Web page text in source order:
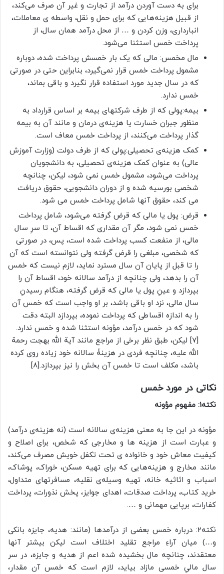
برای به دست آوردن درآمد از تجارت و غیر آن صرف می‌کند،
از قبیل هزینه‌هایی که برای حمل و نقل، واسطه ی معاملات،
انبارداری، وزن کردن و … از محل درآمد همان سال، از
پرداخت خمس استثنا می‌شود.
مال مخمس: مالی که یک ‌بار خمسش پرداخت شده، دوباره
مشمول پرداخت خمس قرار نمی‌گیرد، بنابراین حتی در صورتی
که در سال جدید مورد استفاده قرار نگیرد و باقی بماند،
خمس ندارد.
بیمه:پولی که از طرف شرکتهای بیمه بر اساس قرارداد به
منظور جبران خسارت یا هزینه‌ی درمان و مانند آن به بیمه
گذار پرداخت می‌کنند، از پرداخت خمس معاف است.
کمک هزینه‌ی تحصیلی:پولی که از طرف دولت (وزارت آموزش
عالی) به عنوان کمک هزینه‌ی تحصیلی، به دانشجویان
پرداخت می‌شود، مشمول خمس نمی شود، لیکن، چنانچه
شخصی بورسیه شده و از دوران دانشجویی، حقوق دریافت
می کند، حقوق آنها شامل پرداخت خمس می شود.
قرض: پول یا مالی که قرض گرفته می‌شود، شامل پرداخت
خمس نمی شود، مگر آن مقداری که اقساط آن، تا سرِ سال
مالی، از منفعت کسب پرداخت شده است، پس، در صورتی
که شخصی، مبلغی را قرض گرفته ولی نتوانسته است که آن
را تا قبل از پایان آن سال مسترد نماید، لازم نیست که خمس
آن را بدهد، ولی چنانچه از درآمد سالانه خود، اقساط آن را
بپردازد و عینِ پول یا مالی که قرض گرفته، هنگام رسیدنِ
سال مالی، نزد او باقی باشد، بر او واجب است که خمس آن
را به اندازه اقساطی که پرداخت نموده، بپردازد البته دقت
شود که در خمس درآمد، مؤونه استثنا شده و خمس ندارد.
[7] لیکن، طبق نظر برخی از مراجع مانند آیة الله بهجت رحمة
الله علیه، چنانچه فردی در هزینۀ سالانه خود زیاده‌ روی کرده
باشد، مکلف است تا خمس آن بخش را نیز بپردازد.[8]
نکاتی در مورد خمس
نکته1: مفهوم مؤونه
مؤونه در این جا به معنی هزینه‌ی سالانه است (نه هزینه‌ی درآمد)
و عبارت است از هزینه ها و مخارجی که شخص، برای اصلاح و
کیفیت معاش خود و خانواده ی تحت تکفل خویش مصرف می‌کند،
مانند مخارج و هزینه‌هایی که برای تهیه مسکن، خوراک، پوشاک،
اسباب و اثاثیه خانه، تهیه وسیله‌ی نقلیه، مسافرتهای متداول،
خرید کتاب، پرداخت صدقات، اهدای جوایز، پخش نذورات، پرداخت
کفارات، برپایی مهمانی و ….
نکته2: درباره خمس بعضی از درآمدها (مانند: هدیه، جایزه بانکی
و…) میان آراءِ مراجع تقلید اختلاف است لیکن بیشتر آنها
معتقدند، چنانچه مال بخشیده شده اعم از هدیه و جایزه، در سر
سال مالیِ خمسی مازاد بیاید، لازم است که خمس آن مقدار،